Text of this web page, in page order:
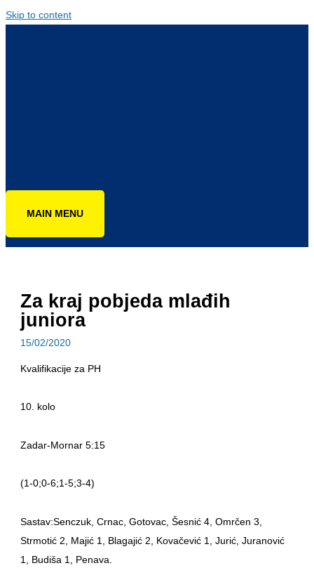
Skip to content
MAIN MENU
Za kraj pobjeda mlađih
juniora
15/02/2020
Kvalifikacije za PH
10. kolo
Zadar-Mornar 5:15
(1-0;0-6;1-5;3-4)
Sastav:Senczuk, Crnac, Gotovac, Šesnić 4, Omrčen 3,
Strmotić 2, Majić 1, Blagajić 2, Kovačević 1, Jurić, Juranović
1, Budiša 1, Penava.